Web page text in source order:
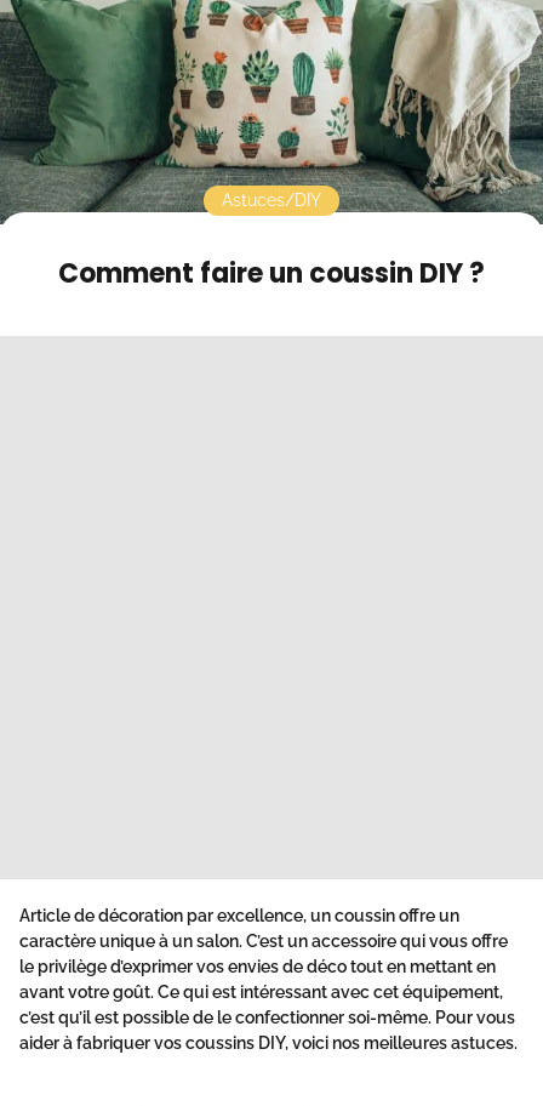
Contact
Mode sombre
Comment faire un coussin DIY ?
Astuces/DIY
Article de décoration par excellence, un coussin offre un
caractère unique à un salon. C’est un accessoire qui vous offre
le privilège d’exprimer vos envies de déco tout en mettant en
avant votre goût. Ce qui est intéressant avec cet équipement,
c’est qu’il est possible de le confectionner soi-même. Pour vous
aider à fabriquervos coussins DIY, voici nos meilleures astuces.